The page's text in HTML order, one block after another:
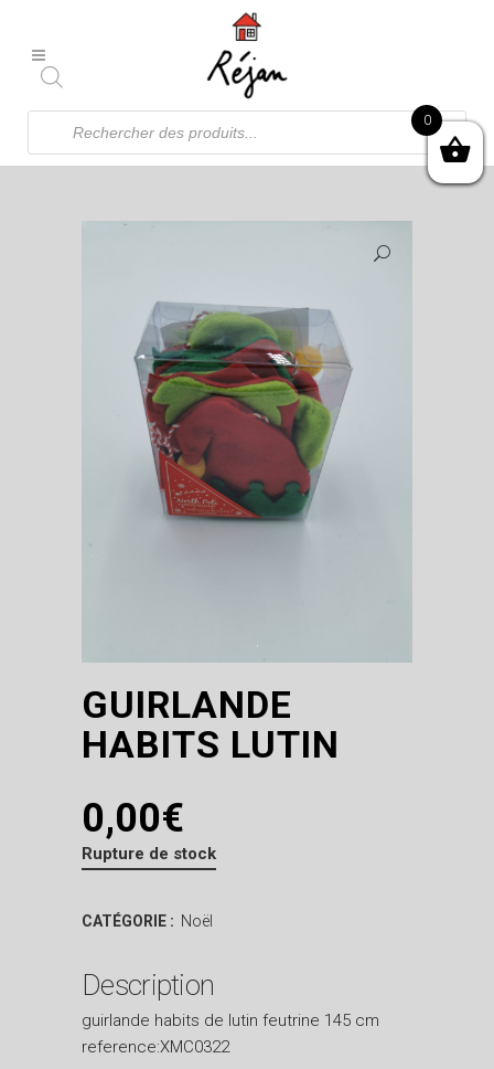
Recherche
produits
GUIRLANDE
HABITS LUTIN
0,00€
Rupture de stock
CATÉGORIE : Noël
Description
guirlande habits de lutin feutrine 145 cm
reference:XMC0322
0